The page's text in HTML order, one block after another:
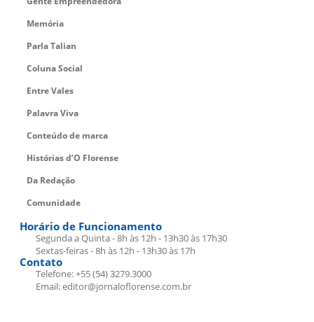
Memória
Parla Talian
Coluna Social
Entre Vales
Palavra Viva
Conteúdo de marca
Histórias d’O Florense
Da Redação
Comunidade
Horário de Funcionamento
Segunda a Quinta - 8h às 12h - 13h30 às 17h30
Sextas-feiras - 8h às 12h - 13h30 às 17h
Contato
Telefone: +55 (54) 3279.3000
Email: editor@jornaloflorense.com.br